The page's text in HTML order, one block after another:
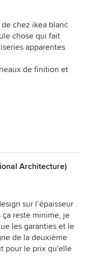
chez ikea blanc
chose qui fait
apparentes
de finition et
Architecture)
sur l’épaisseur
reste minime, je
les garanties et le
de la deuxième
pour le prix qu'elle